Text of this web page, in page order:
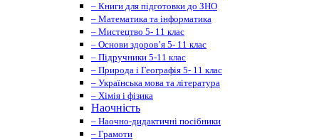
– Книги для підготовки до ЗНО
– Математика та інформатика
– Мистецтво 5- 11 клас
– Основи здоров’я 5- 11 клас
– Підручники 5-11 клас
– Природа і Географія 5- 11 клас
– Українська мова та література
– Хімія і фізика
Наочність
– Наочно-дидактичні посібники
– Грамоти